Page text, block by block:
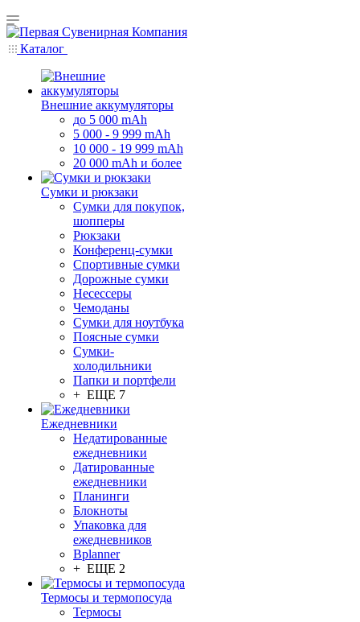
Каталог
Внешние аккумуляторы
до 5 000 mAh
5 000 - 9 999 mAh
10 000 - 19 999 mAh
20 000 mAh и более
Сумки и рюкзаки
Сумки для покупок,
шопперы
Рюкзаки
Конференц-сумки
Спортивные сумки
Дорожные сумки
Несессеры
Чемоданы
Сумки для ноутбука
Поясные сумки
Сумки-
холодильники
Папки и портфели
+ ЕЩЕ 7
Ежедневники
Недатированные
ежедневники
Датированные
ежедневники
Планинги
Блокноты
Упаковка для
ежедневников
Bplanner
+ ЕЩЕ 2
Термосы и термопосуда
Термосы